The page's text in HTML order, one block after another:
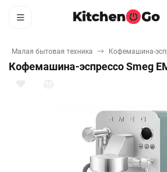
Малая бытовая техника Кофемашина-
Кофемашина-эспрессо Smeg